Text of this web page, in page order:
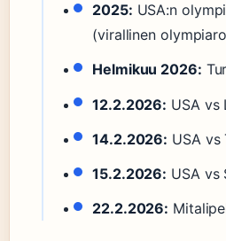
2025: USA:n
(virallinen
Helmikuu 2026:
12.2.2026: USA vs
14.2.2026: USA vs
15.2.2026: USA vs
22.2.2026: